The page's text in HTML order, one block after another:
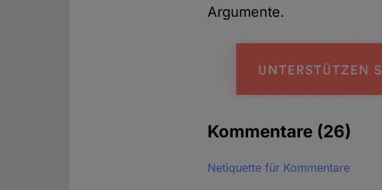
Argumente.
Kommentare (26)
Netiquette für Kommentare